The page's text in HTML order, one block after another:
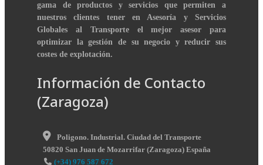
gama de productos y servicios que permiten a
nuestros clientes tener en Asesoría y Servicios
Globales al Transporte el mejor asesor para
optimizar la gestión de su negocio y reducir sus
costes de explotación.
Información de Contacto
(Zaragoza)
Poligono. Industrial. Ciudad del Transporte
50820 San Juan de Mozarrifar (Zaragoza) España
(+34) 976 587 672